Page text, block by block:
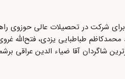
طباطبایی یزدی، فتح‌الله غروی
شاگردان آقا ضیاء الدین عراقی